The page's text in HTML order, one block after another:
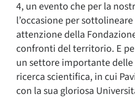
4, un evento che per la
l’occasione per
attenzione della
confronti del territorio. E
un settore importante
ricerca scientifica, in cui
con la sua gloriosa